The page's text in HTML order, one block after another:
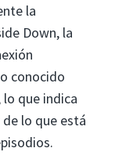
la
Down, la
conocido
que indica
lo que está